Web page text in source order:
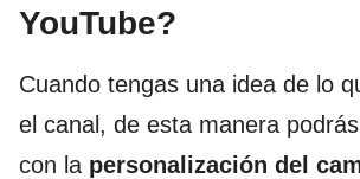
YouTube?
Cuando tengas una idea de lo
el canal, de esta manera
con la personalización del